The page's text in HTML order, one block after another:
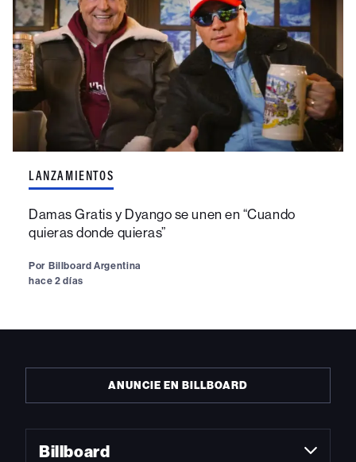
LANZAMIENTOS
Damas Gratis y Dyango se unen en “Cuando
quieras donde quieras”
Por Billboard Argentina
hace 2 días
ANUNCIE EN BILLBOARD
Billboard